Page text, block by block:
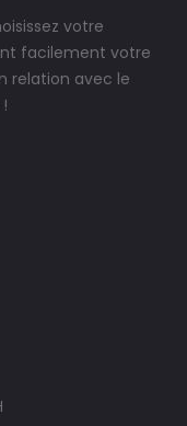
votre
facilement votre
relation avec le